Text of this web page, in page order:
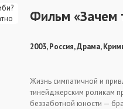
Фильм «Зачем
2003, Россия, Драма,
Жизнь симпатичной и
тинейджерским роликам
беззаботной юности —